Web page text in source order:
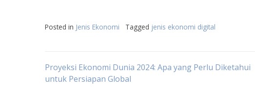
Posted in Jenis Ekonomi Tagged jenis ekonomi digital
Post
Proyeksi Ekonomi Dunia 2024: Apa yang Perlu Diketahui
untuk Persiapan Global